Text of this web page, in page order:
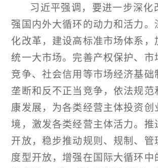
习近平强调，要进一步深化
强国内外大循环的动力和活力。
化改革，建设高标准市场体系，
统一大市场。完善产权保护、市
竞争、社会信用等市场经济基础
垄断和反不正当竞争，依法规范
康发展，为各类经营主体投资创
境，激发各类经营主体活力。推
开放，稳步推动规则、规制、管
度型开放，增强在国际大循环中